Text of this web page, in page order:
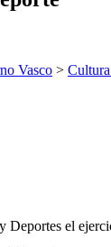
Vasco >
el